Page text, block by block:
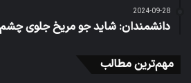
2024-09-28
دانشمندان: شاید جو مریخ جلوی
مهم‌ترین مطالب